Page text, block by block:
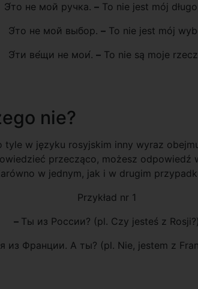
Э́то не мой ручка. –To nie jest mój
Э́то не мой выбор. –To nie jest mój
Э́ти ве́щи не мои́. – To nie są moje
nie?
tyle w języku rosyjskim inny wyraz
przecząco, możesz odpowiedź
w jednym, jak i w drugim
Przykład nr 1
– Ты из России? (pl. Czy jesteś z Rosji?)
из Франции. А ты? (pl. Nie, jestem z